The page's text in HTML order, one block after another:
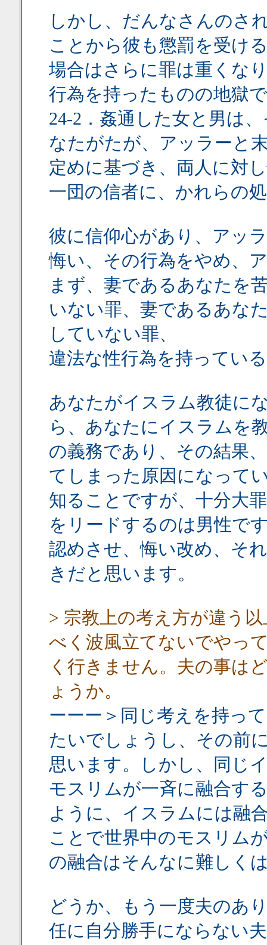
しかし、だんなさんのさ
ことから彼も懲罰を受け
場合はさらに罪は重くな
行為を持ったものの地獄
24-2．姦通した女と男は
なたがたが、アッラーと
定めに基づき、両人に対
一団の信者に、かれらの
彼に信仰心があり、アッ
悔い、その行為をやめ、
まず、妻であるあなたを
いない罪、妻であるあな
していない罪、
違法な性行為を持ってい
あなたがイスラム教徒に
ら、あなたにイスラムを
の義務であり、その結果
てしまった原因になって
知ることですが、十分大
をリードするのは男性で
認めさせ、悔い改め、そ
きだと思います。
> 宗教上の考え方が違う
べく波風立てないでやっ
く行きません。夫の事は
ょうか。
ーーー＞同じ考えを持っ
たいでしょうし、その前
思います。しかし、同じ
モスリムが一斉に融合す
ように、イスラムには融
ことで世界中のモスリム
の融合はそんなに難しく
どうか、もう一度夫のあ
任に自分勝手にならない